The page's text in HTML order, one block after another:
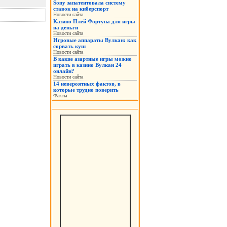
Sony запатентовала систему
ставок на киберспорт
Новости сайта
Казино Плей Фортуна для игры
на деньги
Новости сайта
Игровые аппараты Вулкан: как
сорвать куш
Новости сайта
В какие азартные игры можно
играть в казино Вулкан 24
онлайн?
Новости сайта
14 невероятных фактов, в
которые трудно поверить
Факты